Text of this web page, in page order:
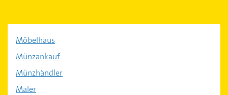
Möbelhaus
Münzankauf
Münzhändler
Maler